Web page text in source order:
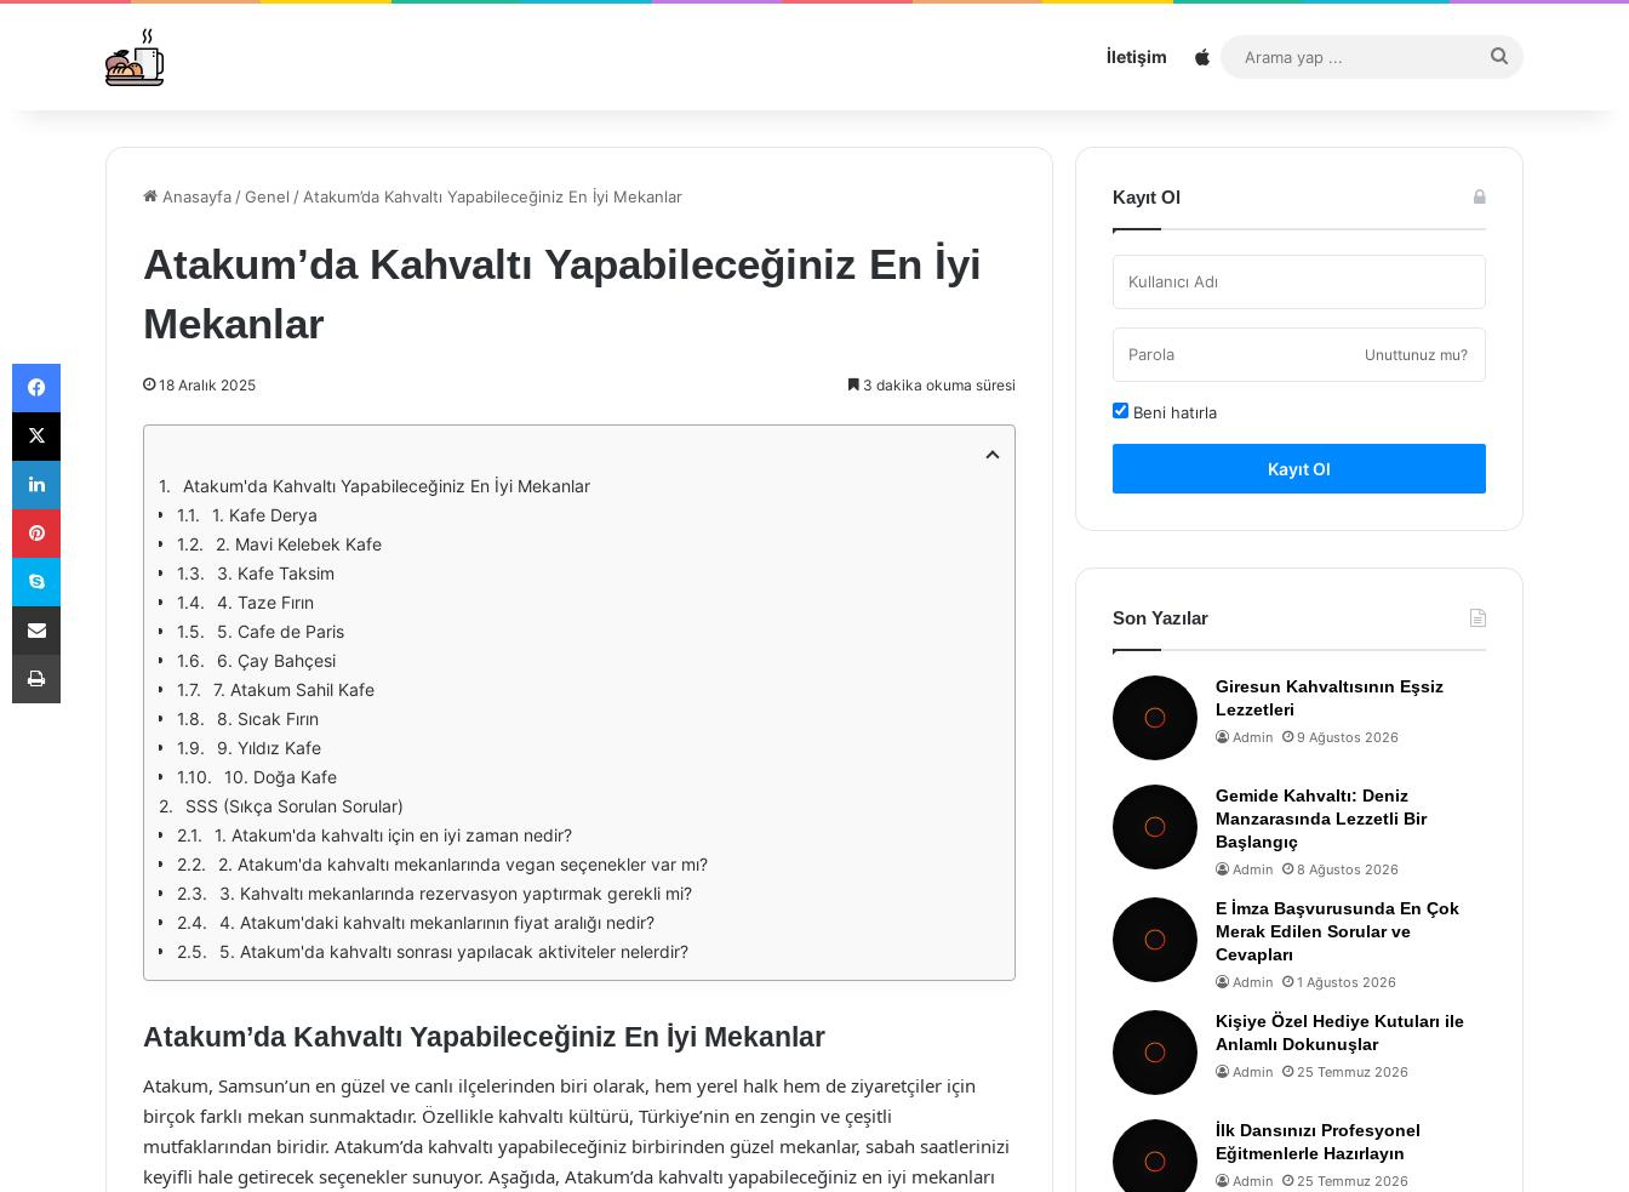
İletişim Sitemap
...
Anasayfa /Genel / Atakum’da Kahvaltı Yapabileceğiniz En İyi Mekanlar
Atakum’da Kahvaltı Yapabileceğiniz En İyi
Mekanlar
18 Aralık 2025 3 dakika okuma süresi
Atakum'da Kahvaltı Yapabileceğiniz En İyi Mekanlar
1. Kafe Derya
2. Mavi Kelebek Kafe
3. Kafe Taksim
4. Taze Fırın
5. Cafe de Paris
6. Çay Bahçesi
7. Atakum Sahil Kafe
8. Sıcak Fırın
9. Yıldız Kafe
10. Doğa Kafe
SSS (Sıkça Sorulan Sorular)
1. Atakum'da kahvaltı için en iyi zaman nedir?
2. Atakum'da kahvaltı mekanlarında vegan seçenekler var mı?
3. Kahvaltı mekanlarında rezervasyon yaptırmak gerekli mi?
4. Atakum'daki kahvaltı mekanlarının fiyat aralığı nedir?
5. Atakum'da kahvaltı sonrası yapılacak aktiviteler nelerdir?
Atakum’da Kahvaltı Yapabileceğiniz En İyi Mekanlar
Atakum, Samsun’un en güzel ve canlı ilçelerinden biri olarak, hem yerel halk hem de ziyaretçiler için
birçok farklı mekan sunmaktadır. Özellikle kahvaltı kültürü, Türkiye’nin en zengin ve çeşitli
mutfaklarından biridir. Atakum’da kahvaltı yapabileceğiniz birbirinden güzel mekanlar, sabah saatlerinizi
keyifli hale getirecek seçenekler sunuyor. Aşağıda, Atakum’da kahvaltı yapabileceğiniz en iyi mekanları
Kayıt Ol
Unuttunuz mu?
Beni hatırla
Kayıt Ol
Son Yazılar
Giresun Kahvaltısının Eşsiz
Lezzetleri
Admin 9 Ağustos 2026
Gemide Kahvaltı: Deniz
Manzarasında Lezzetli Bir
Başlangıç
Admin 8 Ağustos 2026
E İmza Başvurusunda En Çok
Merak Edilen Sorular ve
Cevapları
Admin 1 Ağustos 2026
Kişiye Özel Hediye Kutuları ile
Anlamlı Dokunuşlar
Admin 25 Temmuz 2026
İlk Dansınızı Profesyonel
Eğitmenlerle Hazırlayın
Admin 25 Temmuz 2026
Facebook
X
LinkedIn
Pinterest
Skype
E-Posta ile paylaş